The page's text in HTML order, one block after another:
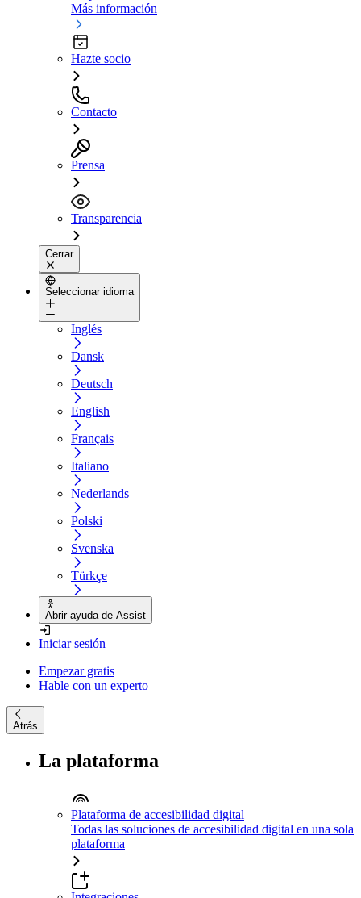
Más información
Hazte socio
Contacto
Prensa
Transparencia
Cerrar
Seleccionar idioma
Inglés
Dansk
Deutsch
English
Français
Italiano
Nederlands
Polski
Svenska
Türkçe
Abrir ayuda de Assist
Iniciar sesión
Empezar gratis
Hable con un experto
Atrás
La plataforma
Plataforma de accesibilidad digital
Todas las soluciones de accesibilidad digital en una sola
plataforma